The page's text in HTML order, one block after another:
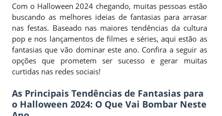
Com o Halloween 2024 chegando, muitas pessoas estão
buscando as melhores ideias de fantasias para arrasar
nas festas. Baseado nas maiores tendências da cultura
pop e nos lançamentos de filmes e séries, aqui estão as
fantasias que vão dominar este ano. Confira a seguir as
opções que prometem ser sucesso e gerar muitas
curtidas nas redes sociais!
As Principais Tendências de Fantasias para
o Halloween 2024: O Que Vai Bombar Neste